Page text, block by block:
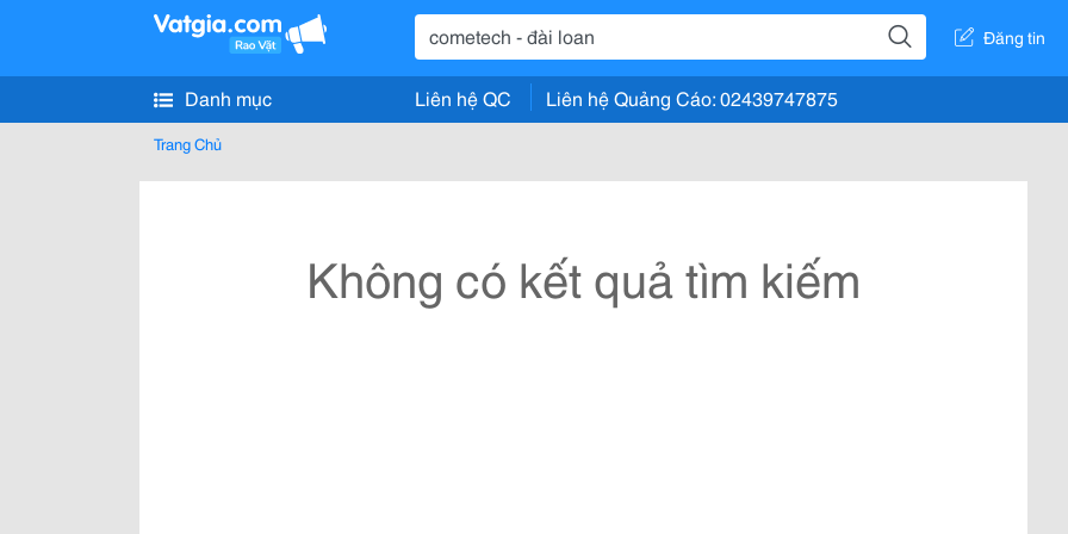
Đăng tin
Danh mục Liên hệ QC Liên hệ Quảng Cáo: 02439747875
Trang Chủ
Không có kết quả tìm kiếm